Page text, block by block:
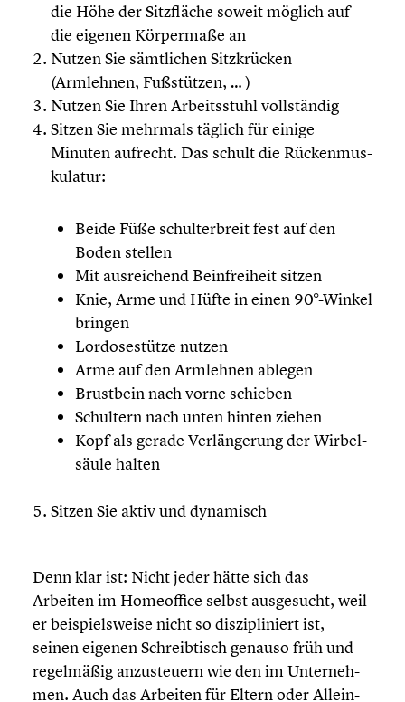
die Höhe der Sitzflä­che soweit möglich auf
die eigenen Körper­maße an
Nutzen Sie sämtli­chen Sitzkrü­cken
(Armlehnen, Fußstüt­zen, … )
Nutzen Sie Ihren Arbeits­stuhl vollstän­dig
Sitzen Sie mehrmals täglich für einige
Minuten aufrecht. Das schult die Rücken­mus­
ku­la­tur:
Beide Füße schul­ter­breit fest auf den
Boden stellen
Mit ausrei­chend Beinfrei­heit sitzen
Knie, Arme und Hüfte in einen 90°-Winkel
bringen
Lordo­se­stütze nutzen
Arme auf den Armlehnen ablegen
Brustbein nach vorne schieben
Schultern nach unten hinten ziehen
Kopf als gerade Verlän­ge­rung der Wirbel­
säule halten
Sitzen Sie aktiv und dynamisch
Denn klar ist: Nicht jeder hätte sich das
Arbeiten im Homeof­fice selbst ausge­sucht, weil
er beispiels­weise nicht so diszi­pli­niert ist,
seinen eigenen Schreib­tisch genauso früh und
regel­mä­ßig anzusteu­ern wie den im Unter­neh­
men. Auch das Arbeiten für Eltern oder Allein­